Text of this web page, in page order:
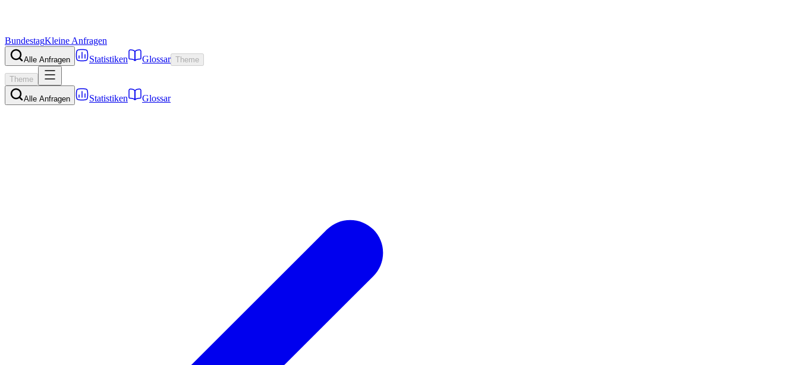
BundestagKleine Anfragen
Alle Anfragen Statistiken Glossar Theme
Theme
Alle Anfragen Statistiken Glossar